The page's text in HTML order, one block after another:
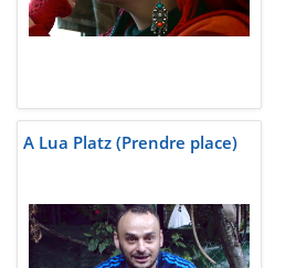
A Lua Platz (Prendre place)